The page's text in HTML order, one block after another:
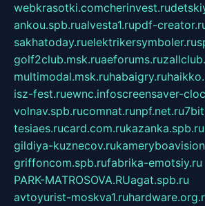
webkrasotki.comcherinvest.ru
ankou.spb.rualvesta1.rupdf-
sakhatoday.ruelektrikersymboler.ru
golf2club.msk.ruaeforums.ru
multimodal.msk.ruhabaigry.ru
isz-fest.ruewnc.infoscreensaver-
volnav.spb.rucomnat.runpf.net.ru
tesiaes.rucard.com.rukazanka.spb.ru
gildiya-kuznecov.ru
griffoncom.spb.rufabrika-emotsiy.ru
PARK-MATROSOVA.RUagat.spb.ru
avtoyurist-moskva1.ru